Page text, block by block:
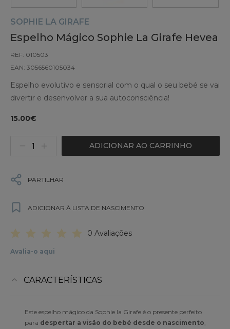
SOPHIE LA GIRAFE
Espelho Mágico Sophie La Girafe Hevea
REF: 010503
EAN: 3056560105034
Espelho evolutivo e sensorial com o qual o seu bebé se vai
divertir e desenvolver a sua autoconsciência!
15.00€
ADICIONAR AO CARRINHO
PARTILHAR
ADICIONAR À LISTA DE NASCIMENTO
0 Avaliações
Avalia-o aqui
CARACTERÍSTICAS
Este espelho mágico da Sophie la Girafe é o presente perfeito
para despertar a visão do bebé desde o nascimento,